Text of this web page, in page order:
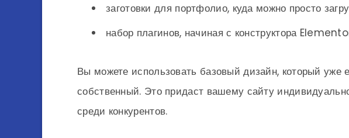
заготовки для портфолио, куда можно просто
набор плагинов, начиная с конструктора
Вы можете использовать базовый дизайн, который уже
собственный. Это придаст вашему сайту
среди конкурентов.